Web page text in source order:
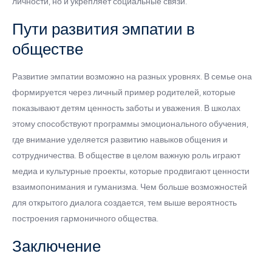
Пути развития эмпатии в
обществе
Развитие эмпатии возможно на разных уровнях. В семье она
формируется через личный пример родителей, которые
показывают детям ценность заботы и уважения. В школах
этому способствуют программы эмоционального обучения,
где внимание уделяется развитию навыков общения и
сотрудничества. В обществе в целом важную роль играют
медиа и культурные проекты, которые продвигают ценности
взаимопонимания и гуманизма. Чем больше возможностей
для открытого диалога создается, тем выше вероятность
построения гармоничного общества.
Заключение